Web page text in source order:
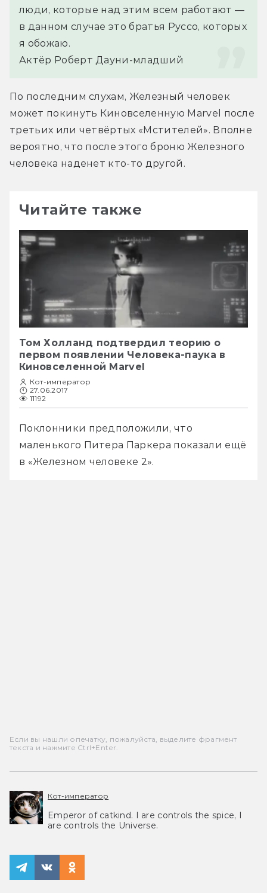
люди, которые над этим всем работают —
в данном случае это братья Руссо, которых
я обожаю.
Актёр Роберт Дауни-младший
По последним слухам, Железный человек
может покинуть Киновселенную Marvel после
третьих или четвёртых «Мстителей». Вполне
вероятно, что после этого броню Железного
человека наденет кто-то другой.
Читайте также
Том Холланд подтвердил теорию о
первом появлении Человека-паука в
Киновселенной Marvel
Кот-император
27.06.2017
11192
Поклонники предположили, что
маленького Питера Паркера показали ещё
в «Железном человеке 2».
Если вы нашли опечатку, пожалуйста, выделите фрагмент
текста и нажмите Ctrl+Enter.
Кот-император
Emperor of catkind. I are controls the spice, I
are controls the Universe.